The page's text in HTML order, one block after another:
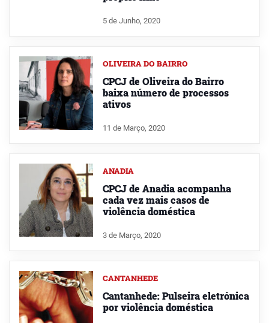
5 de Junho, 2020
OLIVEIRA DO BAIRRO
CPCJ de Oliveira do Bairro
baixa número de processos
ativos
11 de Março, 2020
ANADIA
CPCJ de Anadia acompanha
cada vez mais casos de
violência doméstica
3 de Março, 2020
CANTANHEDE
Cantanhede: Pulseira eletrónica
por violência doméstica